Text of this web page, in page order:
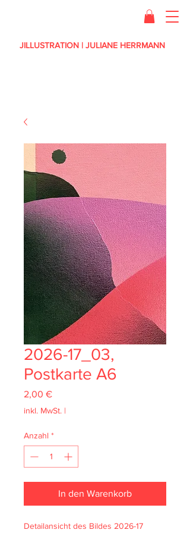
JILLUSTRATION | JULIANE HERRMANN
2026-17_03,
Postkarte A6
2,00 €Preis
inkl. MwSt. |
Anzahl *
In den Warenkorb
Detailansicht des Bildes 2026-17